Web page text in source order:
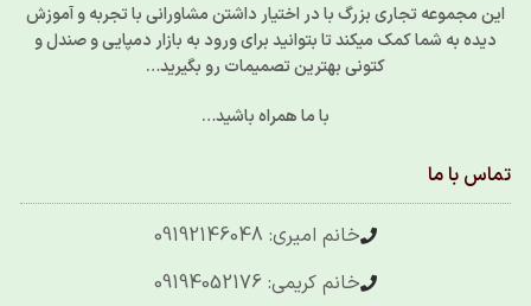
این مجموعه تجاری بزرگ با در اختیار داشتن مشاورانی با تجربه و آموزش
دیده به شما کمک میکند تا بتوانید برای ورود به بازار دمپایی و صندل و
کتونی بهترین تصمیمات رو بگیرید…
با ما همراه باشید…
تماس با ما
خانم امیری: 09192146048
خانم کریمی: 09194052176